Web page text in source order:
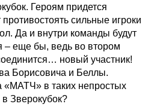
Героям придется
сильные игроки
Да и внутри команды будут
– еще бы, ведь во втором
новый участник!
Борисовича и Беллы.
«МАТЧ» в таких непростых
Зверокубок?